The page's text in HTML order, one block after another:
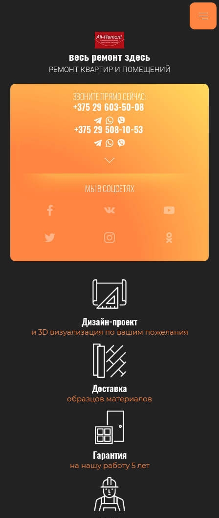
весь ремонт здесь
РЕМОНТ КВАРТИР И ПОМЕЩЕНИЙ
ЗВОНИТЕ ПРЯМО СЕЙЧАС:
+375 29 603-50-08
+375 29 508-10-53
МЫ В СОЦСЕТЯХ
Дизайн-проект
и 3D визуализация по вашим пожелания
Доставка
образцов материалов
Гарантия
на нашу работу 5 лет